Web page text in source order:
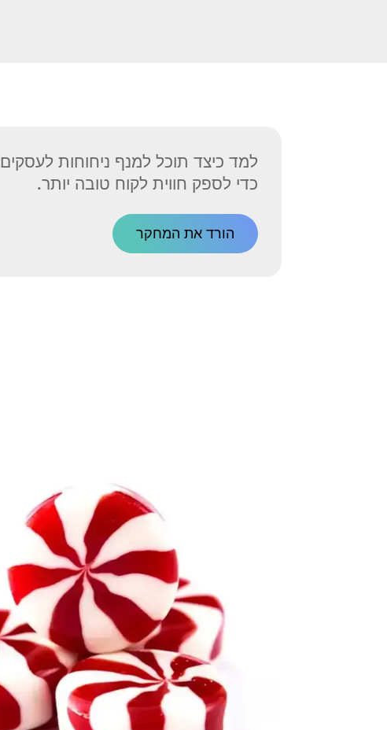
למד כיצד תוכל למנף ניחוחות לעסקים
כדי לספק חווית לקוח טובה יותר.
הורד את המחקר